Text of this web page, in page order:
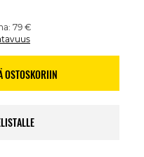
79 €
OSTOSKORIIN